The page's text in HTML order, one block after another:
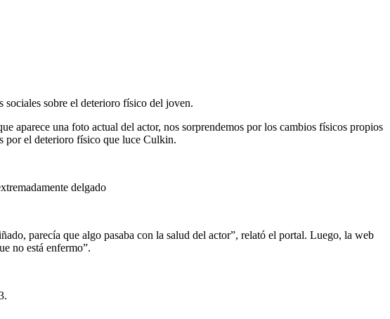
sociales sobre el deterioro físico del joven.
aparece una foto actual del actor, nos sorprendemos por los cambios físicos propios
por el deterioro físico que luce Culkin.
parecía que algo pasaba con la salud del actor”, relató el portal. Luego, la web
no está enfermo”.